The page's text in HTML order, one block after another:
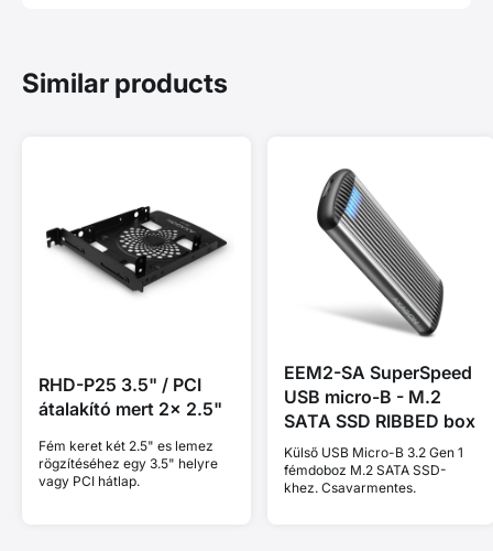
Similar products
RHD-P25 3.5" / PCI
átalakító mert 2x 2.5"
Fém keret két 2.5" es lemez
rögzítéséhez egy 3.5" helyre
vagy PCI hátlap.
EEM2-SA SuperSpeed
USB micro-B - M.2
SATA SSD RIBBED box
Külső USB Micro-B 3.2 Gen 1
fémdoboz M.2 SATA SSD-
khez. Csavarmentes.